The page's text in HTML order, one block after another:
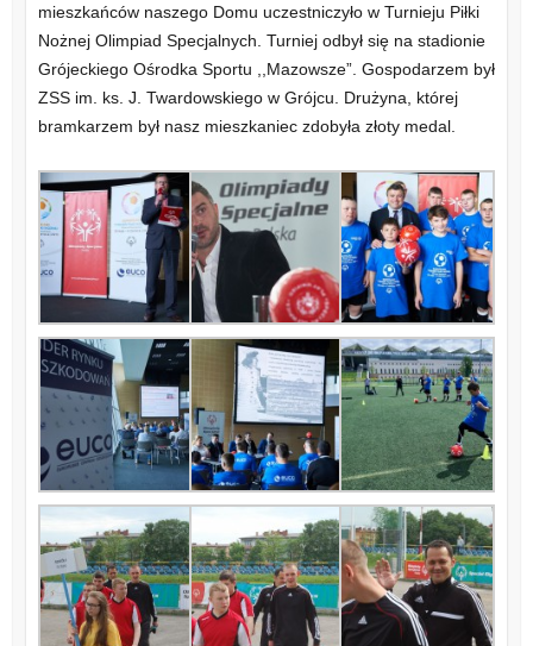
mieszkańców naszego Domu uczestniczyło w Turnieju Piłki
Nożnej Olimpiad Specjalnych. Turniej odbył się na stadionie
Grójeckiego Ośrodka Sportu ,,Mazowsze”. Gospodarzem był
ZSS im. ks. J. Twardowskiego w Grójcu. Drużyna, której
bramkarzem był nasz mieszkaniec zdobyła złoty medal.